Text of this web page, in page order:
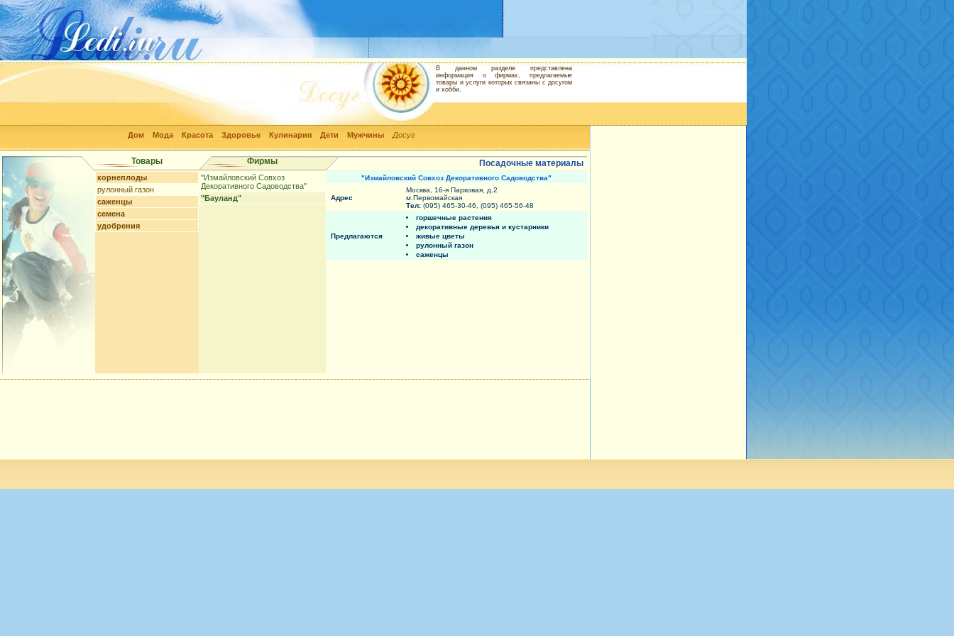
Дом Мода Красота Здоровье Кулинария Дети Мужчины Досуг
В данном разделе представлена
информация о фирмах, предлагаемые
товары и услуги которых связаны с досугом
и хобби.
Товары Фирмы Посадочные материалы
корнеплоды
рулонный газон
саженцы
семена
удобрения
"Измайловский Совхоз
Декоративного Садоводства"
"Бауланд"
"Измайловский Совхоз Декоративного Садоводства"
Адрес
Москва, 16-я Парковая, д.2
м.Первомайская
Тел: (095) 465-30-46, (095) 465-56-48
Предлагаются
горшечные растения
декоративные деревья и кустарники
живые цветы
рулонный газон
саженцы